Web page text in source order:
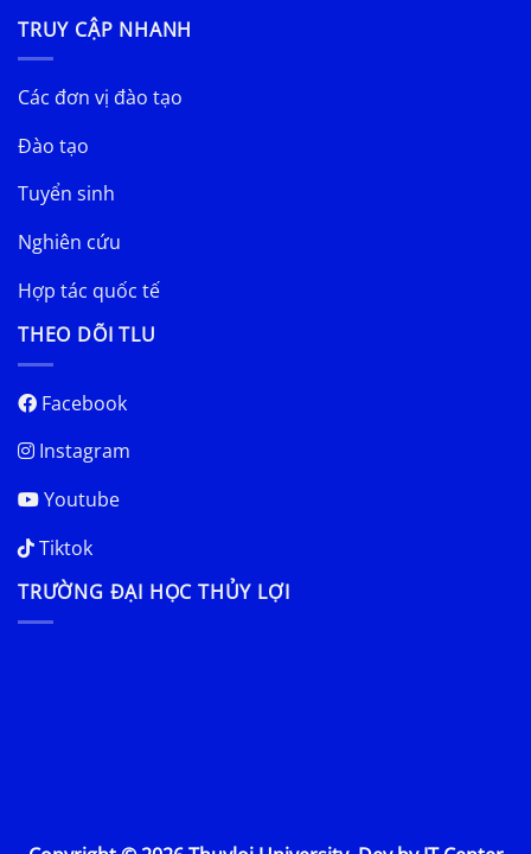
TRUY CẬP NHANH
Các đơn vị đào tạo
Đào tạo
Tuyển sinh
Nghiên cứu
Hợp tác quốc tế
THEO DÕI TLU
Facebook
Instagram
Youtube
Tiktok
TRƯỜNG ĐẠI HỌC THỦY LỢI